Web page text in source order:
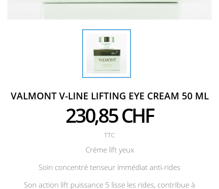
VALMONT V-LINE LIFTING EYE CREAM 50 ML
230,85 CHF
TTC
Crème lift yeux
Soin concentré tenseur immédiat anti-rides
Son action lift puissance 5 lisse les rides, contribue à